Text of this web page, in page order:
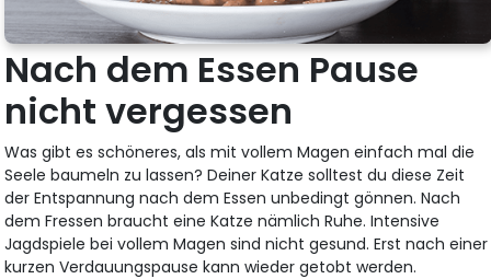
Nach dem Essen Pause
nicht vergessen
Was gibt es schöneres, als mit vollem Magen einfach mal die
Seele baumeln zu lassen? Deiner Katze solltest du diese Zeit
der Entspannung nach dem Essen unbedingt gönnen. Nach
dem Fressen braucht eine Katze nämlich Ruhe. Intensive
Jagdspiele bei vollem Magen sind nicht gesund. Erst nach einer
kurzen Verdauungspause kann wieder getobt werden.